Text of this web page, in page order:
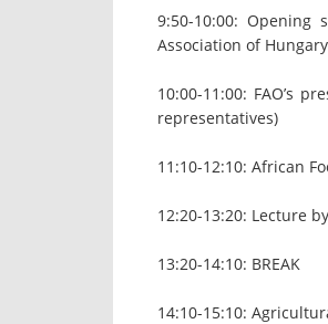
9:50-10:00:
Association of Hungary
10:00-11:00: FAO’s
representatives)
11:10-12:10: African
12:20-13:20: Lecture
13:20-14:10: BREAK
14:10-15:10: